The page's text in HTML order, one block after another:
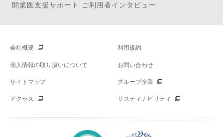
開業医支援サポート ご利用者インタビュー
会社概要 利用規約
個人情報の取り扱いについて お問い合わせ
サイトマップ グループ企業
アクセス サスティナビリティ